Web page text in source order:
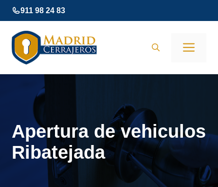
Saltar
al
contenido
911 98 24 83
Apertura de vehiculos
Ribatejada